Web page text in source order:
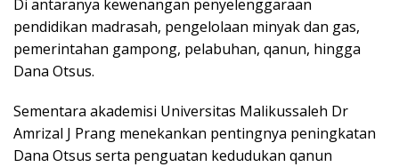
Di antaranya kewenangan penyelenggaraan
pendidikan madrasah, pengelolaan minyak dan gas,
pemerintahan gampong, pelabuhan, qanun, hingga
Dana Otsus.
Sementara akademisi Universitas Malikussaleh Dr
Amrizal J Prang menekankan pentingnya peningkatan
Dana Otsus serta penguatan kedudukan qanun